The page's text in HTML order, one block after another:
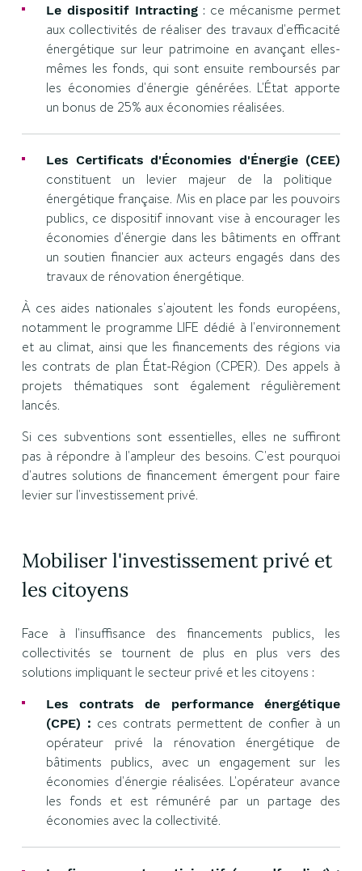
Le dispositif Intracting: ce mécanisme permet
aux collectivités de réaliser des travaux d'efficacité
énergétique sur leur patrimoine en avançant elles-
mêmes les fonds, qui sont ensuite remboursés par
les économies d'énergie générées. L'État apporte
un bonus de 25% aux économies réalisées.
Les Certificats d'Économies d'Énergie (CEE)
constituent un levier majeur de la politique
énergétique française. Mis en place par les pouvoirs
publics, ce dispositif innovant vise à encourager les
économies d'énergie dans les bâtiments en offrant
un soutien financier aux acteurs engagés dans des
travaux de rénovation énergétique.
À ces aides nationales s'ajoutent les fonds européens,
notamment le programme LIFE dédié à l'environnement
et au climat, ainsi que les financements des régions via
les contrats de plan État-Région (CPER). Des appels à
projets thématiques sont également régulièrement
lancés.
Si ces subventions sont essentielles, elles ne suffiront
pas à répondre à l'ampleur des besoins. C'est pourquoi
d'autres solutions de financement émergent pour faire
levier sur l'investissement privé.
Mobiliser l'investissement privé et
les citoyens
Face à l'insuffisance des financements publics, les
collectivités se tournent de plus en plus vers des
solutions impliquant le secteur privé et les citoyens :
Les contrats de performance énergétique
(CPE) : ces contrats permettent de confier à un
opérateur privé la rénovation énergétique de
bâtiments publics, avec un engagement sur les
économies d'énergie réalisées. L'opérateur avance
les fonds et est rémunéré par un partage des
économies avec la collectivité.